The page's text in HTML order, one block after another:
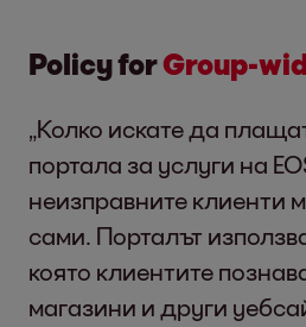
Policy forGroup-
„Колко искате да
портала за услуги на
неизправните клиенти
сами. Порталът
която клиентите
магазини и други